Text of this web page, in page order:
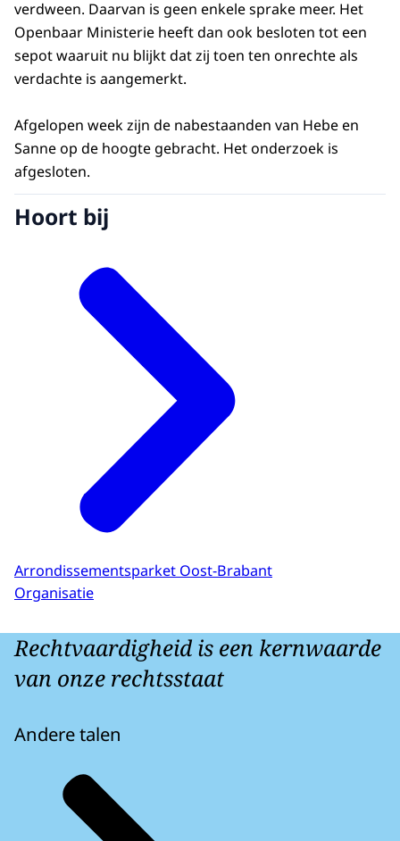
verdween. Daarvan is geen enkele sprake meer. Het
Openbaar Ministerie heeft dan ook besloten tot een
sepot waaruit nu blijkt dat zij toen ten onrechte als
verdachte is aangemerkt.
Afgelopen week zijn de nabestaanden van Hebe en
Sanne op de hoogte gebracht. Het onderzoek is
afgesloten.
Hoort bij
Arrondissementsparket Oost-Brabant
Organisatie
Rechtvaardigheid is een kernwaarde
van onze rechtsstaat
Andere talen